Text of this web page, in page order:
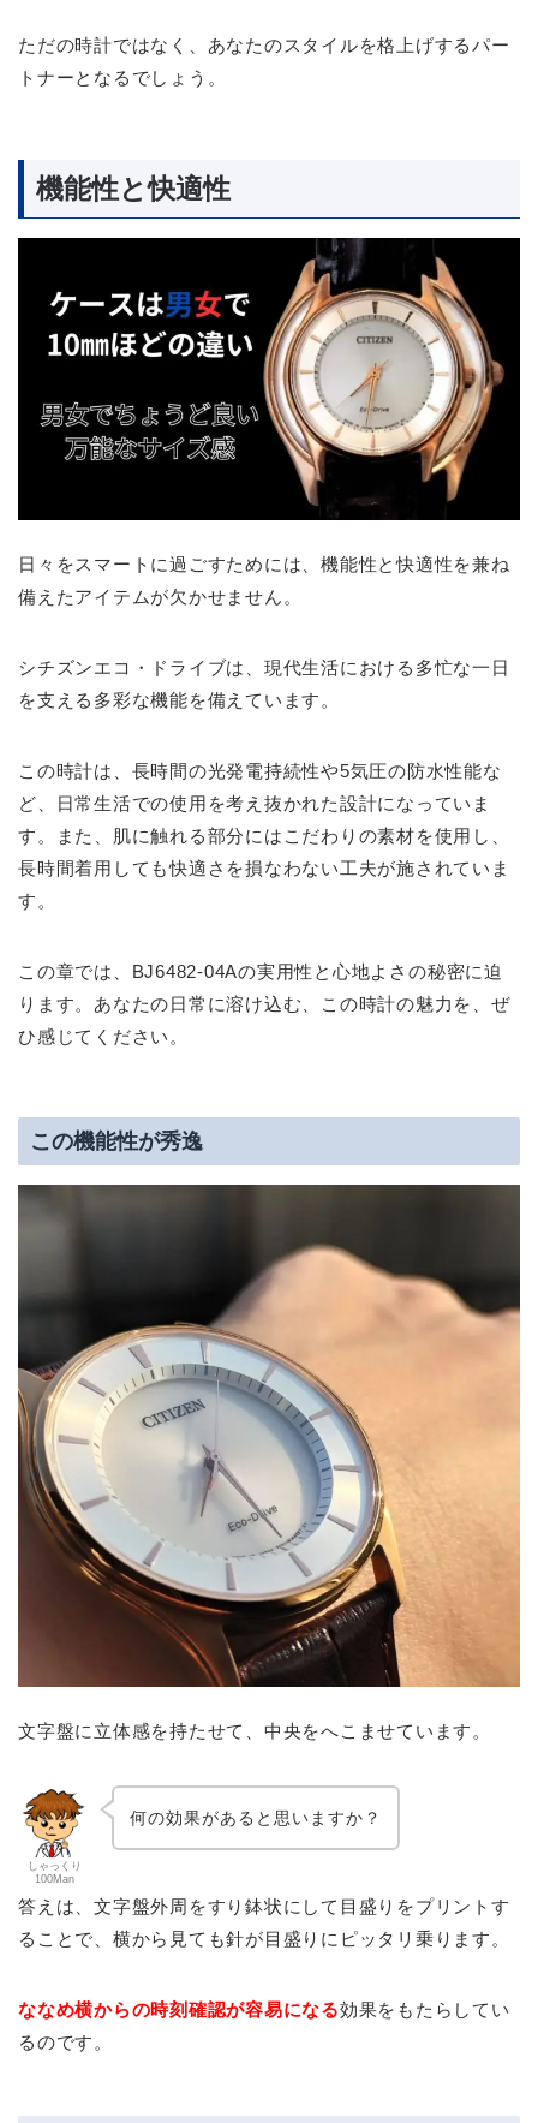
ただの時計ではなく、あなたのスタイルを格上げするパー
トナーとなるでしょう。
機能性と快適性
日々をスマートに過ごすためには、機能性と快適性を兼ね
備えたアイテムが欠かせません。
シチズンエコ・ドライブは、現代生活における多忙な一日
を支える多彩な機能を備えています。
この時計は、長時間の光発電持続性や5気圧の防水性能な
ど、日常生活での使用を考え抜かれた設計になっていま
す。また、肌に触れる部分にはこだわりの素材を使用し、
長時間着用しても快適さを損なわない工夫が施されていま
す。
この章では、BJ6482-04Aの実用性と心地よさの秘密に迫
ります。あなたの日常に溶け込む、この時計の魅力を、ぜ
ひ感じてください。
この機能性が秀逸
文字盤に立体感を持たせて、中央をへこませています。
しゃっくり
100Man
何の効果があると思いますか？
答えは、文字盤外周をすり鉢状にして目盛りをプリントす
ることで、横から見ても針が目盛りにピッタリ乗ります。
ななめ横からの時刻確認が容易になる効果をもたらしてい
るのです。